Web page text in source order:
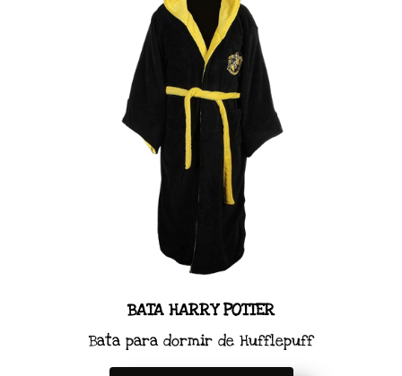
BATA HARRY POTTER
Bata para dormir de Hufflepuff